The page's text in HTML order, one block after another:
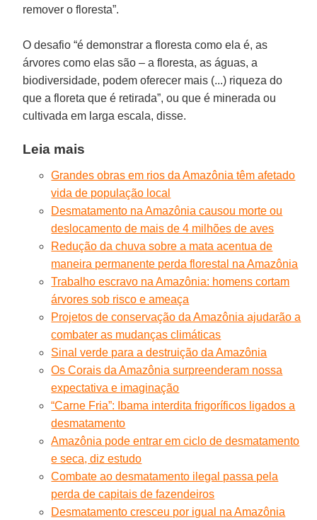
remover o floresta”.
O desafio “é demonstrar a floresta como ela é, as
árvores como elas são – a floresta, as águas, a
biodiversidade, podem oferecer mais (...) riqueza do
que a floreta que é retirada”, ou que é minerada ou
cultivada em larga escala, disse.
Leia mais
Grandes obras em rios da Amazônia têm afetado
vida de população local
Desmatamento na Amazônia causou morte ou
deslocamento de mais de 4 milhões de aves
Redução da chuva sobre a mata acentua de
maneira permanente perda florestal na Amazônia
Trabalho escravo na Amazônia: homens cortam
árvores sob risco e ameaça
Projetos de conservação da Amazônia ajudarão a
combater as mudanças climáticas
Sinal verde para a destruição da Amazônia
Os Corais da Amazônia surpreenderam nossa
expectativa e imaginação
“Carne Fria”: Ibama interdita frigoríficos ligados a
desmatamento
Amazônia pode entrar em ciclo de desmatamento
e seca, diz estudo
Combate ao desmatamento ilegal passa pela
perda de capitais de fazendeiros
Desmatamento cresceu por igual na Amazônia